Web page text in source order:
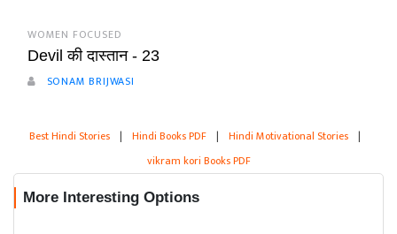
WOMEN FOCUSED
Devil की दास्तान - 23
SONAM BRIJWASI
Best Hindi Stories | Hindi Books PDF | Hindi Motivational Stories |
vikram kori Books PDF
More Interesting Options